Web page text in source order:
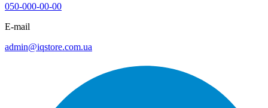
050-000-00-00
E-mail
admin@iqstore.com.ua